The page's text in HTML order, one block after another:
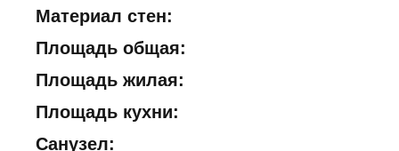
Материал стен:
Площадь общая:
Площадь жилая:
Площадь кухни:
Санузел: